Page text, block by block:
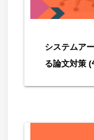
システムア
る論文対策